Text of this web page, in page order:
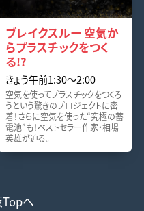
ブレイクスルー 空気か
らプラスチックをつく
る!?
きょう午前1:30〜2:00
空気を使ってプラスチックをつくろ
うという驚きのプロジェクトに密
着！さらに空気を使った“究極の蓄
電池”も！ベストセラー作家・相場
英雄が迫る。
Topへ